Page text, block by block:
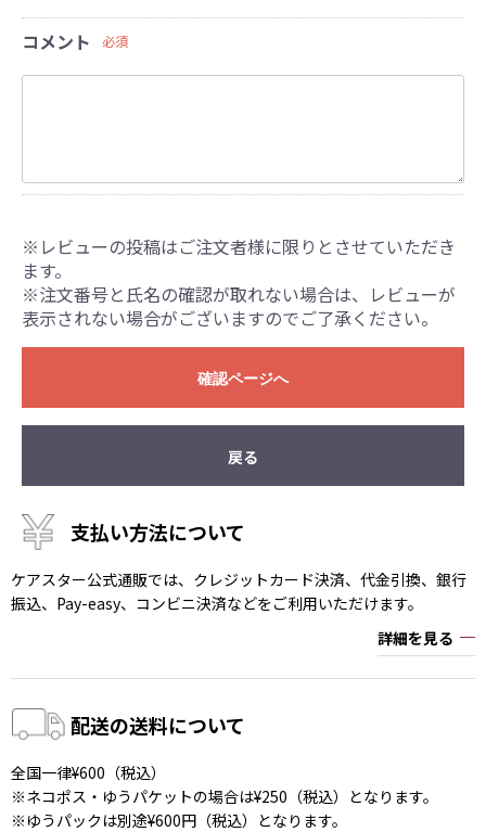
コメント 必須
※レビューの投稿はご注文者様に限りとさせていただき
ます。
※注文番号と氏名の確認が取れない場合は、レビューが
表示されない場合がございますのでご了承ください。
確認ページへ
戻る
支払い方法について
ケアスター公式通販では、クレジットカード決済、代金引換、銀行
振込、Pay-easy、コンビニ決済などをご利用いただけます。
詳細を見る
配送の送料について
全国一律¥600（税込）
※ネコポス・ゆうパケットの場合は¥250（税込）となります。
※ゆうパックは別途¥600円（税込）となります。